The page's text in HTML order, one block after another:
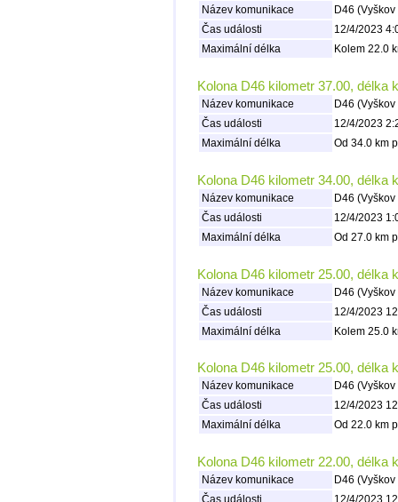
Název komunikace
D46
Čas události
12/4/2023
Maximální délka
Kolem 22.0
Kolona D46 kilometr 37.00, délka
Název komunikace
D46
Čas události
12/4/2023
Maximální délka
Od 34.0 km
Kolona D46 kilometr 34.00, délka
Název komunikace
D46
Čas události
12/4/2023
Maximální délka
Od 27.0 km
Kolona D46 kilometr 25.00, délka
Název komunikace
D46
Čas události
12/4/2023
Maximální délka
Kolem 25.0
Kolona D46 kilometr 25.00, délka
Název komunikace
D46
Čas události
12/4/2023
Maximální délka
Od 22.0 km
Kolona D46 kilometr 22.00, délka
Název komunikace
D46